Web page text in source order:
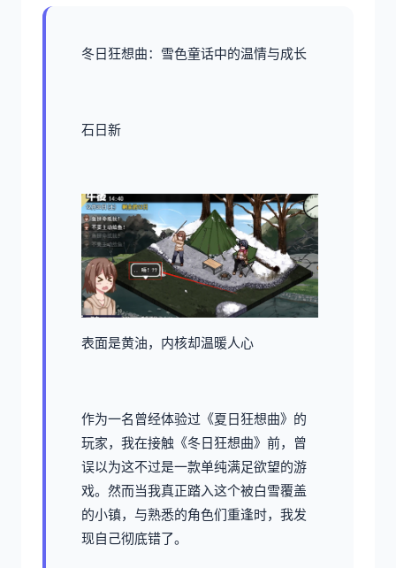
冬日狂想曲：雪色童话中的温情与成长
石日新
表面是黄油，内核却温暖人心
作为一名曾经体验过《夏日狂想曲》的
玩家，我在接触《冬日狂想曲》前，曾
误以为这不过是一款​​单纯满足欲望的游
戏​​。然而当我真正踏入这个被白雪覆盖
的小镇，与熟悉的角色们重逢时，我发
现自己彻底错了。